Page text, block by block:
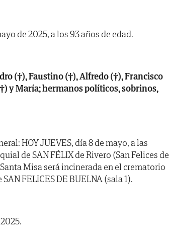
de 2025, a los 93 años de edad.
(†), Faustino (†), Alfredo (†), Francisco
y María; hermanos políticos, sobrinos,
HOY JUEVES, día 8 de mayo, a las
de SAN FÉLIX de Rivero (San Felices de
Misa será incinerada en el crematorio
FELICES DE BUELNA (sala 1).